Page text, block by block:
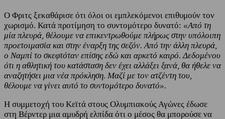
Ο Φριτς ξεκαθάρισε ότι όλοι οι εμπλεκόμενοι επιθυμούν τον
χωρισμό. Κατά προτίμηση το συντομότερο δυνατό: «Από τη
μία πλευρά, θέλουμε να επικεντρωθούμε πλήρως στην υπόλοιπη
προετοιμασία και στην έναρξη της σεζόν. Από την άλλη πλευρά,
ο Ναμπί το σκεφτόταν επίσης εδώ και αρκετό καιρό. Δεδομένου
ότι η αθλητική του κατάσταση δεν έχει αλλάξει ξανά, θα ήθελε να
αναζητήσει μια νέα πρόκληση. Μαζί με τον ατζέντη του,
θέλουμε να γίνει αυτό το συντομότερο δυνατό».
Η συμμετοχή του Κεϊτά στους Ολυμπιακούς Αγώνες έδωσε
στη Βέρντερ μια αμυδρή ελπίδα ότι ο μέσος θα μπορούσε να